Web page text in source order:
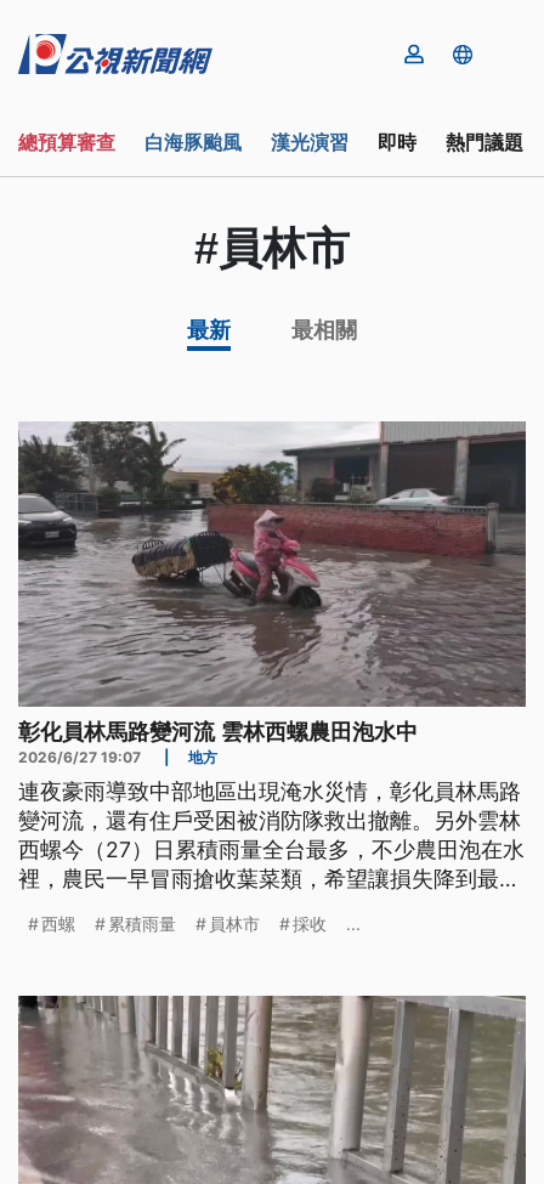
總預算審查 白海豚颱風 漢光演習 即時 熱門議題
#員林市
最新 最相關
彰化員林馬路變河流 雲林西螺農田泡水中
2026/6/27 19:07 地方
連夜豪雨導致中部地區出現淹水災情，彰化員林馬路
變河流，還有住戶受困被消防隊救出撤離。另外雲林
西螺今（27）日累積雨量全台最多，不少農田泡在水
裡，農民一早冒雨搶收葉菜類，希望讓損失降到最
西螺 累積雨量 員林市 採收 ...